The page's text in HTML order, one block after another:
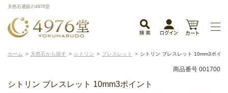
天然石通販の4976堂
ホーム 天然石から探す シトリン ブレスレット シトリン ブレスレット 10mm3ポイン
商品番号 001700
シトリン ブレスレット 10mm3ポイント